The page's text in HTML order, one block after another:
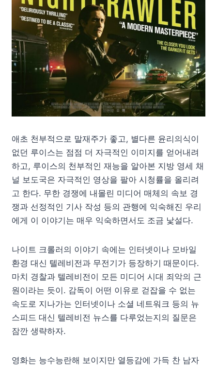
애초 천부적으로 말재주가 좋고, 별다른 윤리의식이
없던 루이스는 점점 더 자극적인 이미지를 얻어내려
하고, 루이스의 천부적인 재능을 알아본 지방 영세 채
널 보도국은 자극적인 영상을 팔아 시청률을 올리려
고 한다. 무한 경쟁에 내몰린 미디어 매체의 속보 경
쟁과 선정적인 기사 작성 등의 관행에 익숙해진 우리
에게 이 이야기는 매우 익숙하면서도 조금 낯설다.
나이트 크롤러의 이야기 속에는 인터넷이나 모바일
환경 대신 텔레비전과 무전기가 등장하기 때문이다.
마치 경찰과 텔레비전이 모든 미디어 시대 죄악의 근
원이라는 듯이. 감독이 어떤 이유로 걷잡을 수 없는
속도로 지나가는 인터넷이나 소셜 네트워크 등의 뉴
스피드 대신 텔레비전 뉴스를 다루었는지의 질문은
잠깐 생략하자.
영화는 능수능란해 보이지만 열등감에 가득 찬 남자